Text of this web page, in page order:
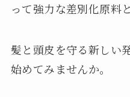
って強力な差別化原料
髪と頭皮を守る新しい
始めてみませんか。